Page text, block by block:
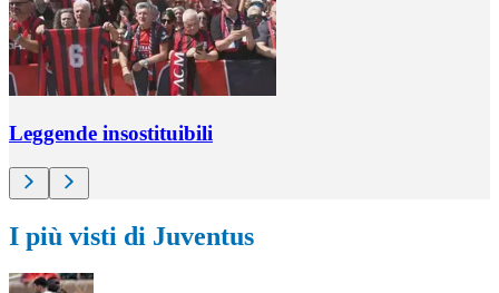
Leggende insostituibili
I più visti di Juventus